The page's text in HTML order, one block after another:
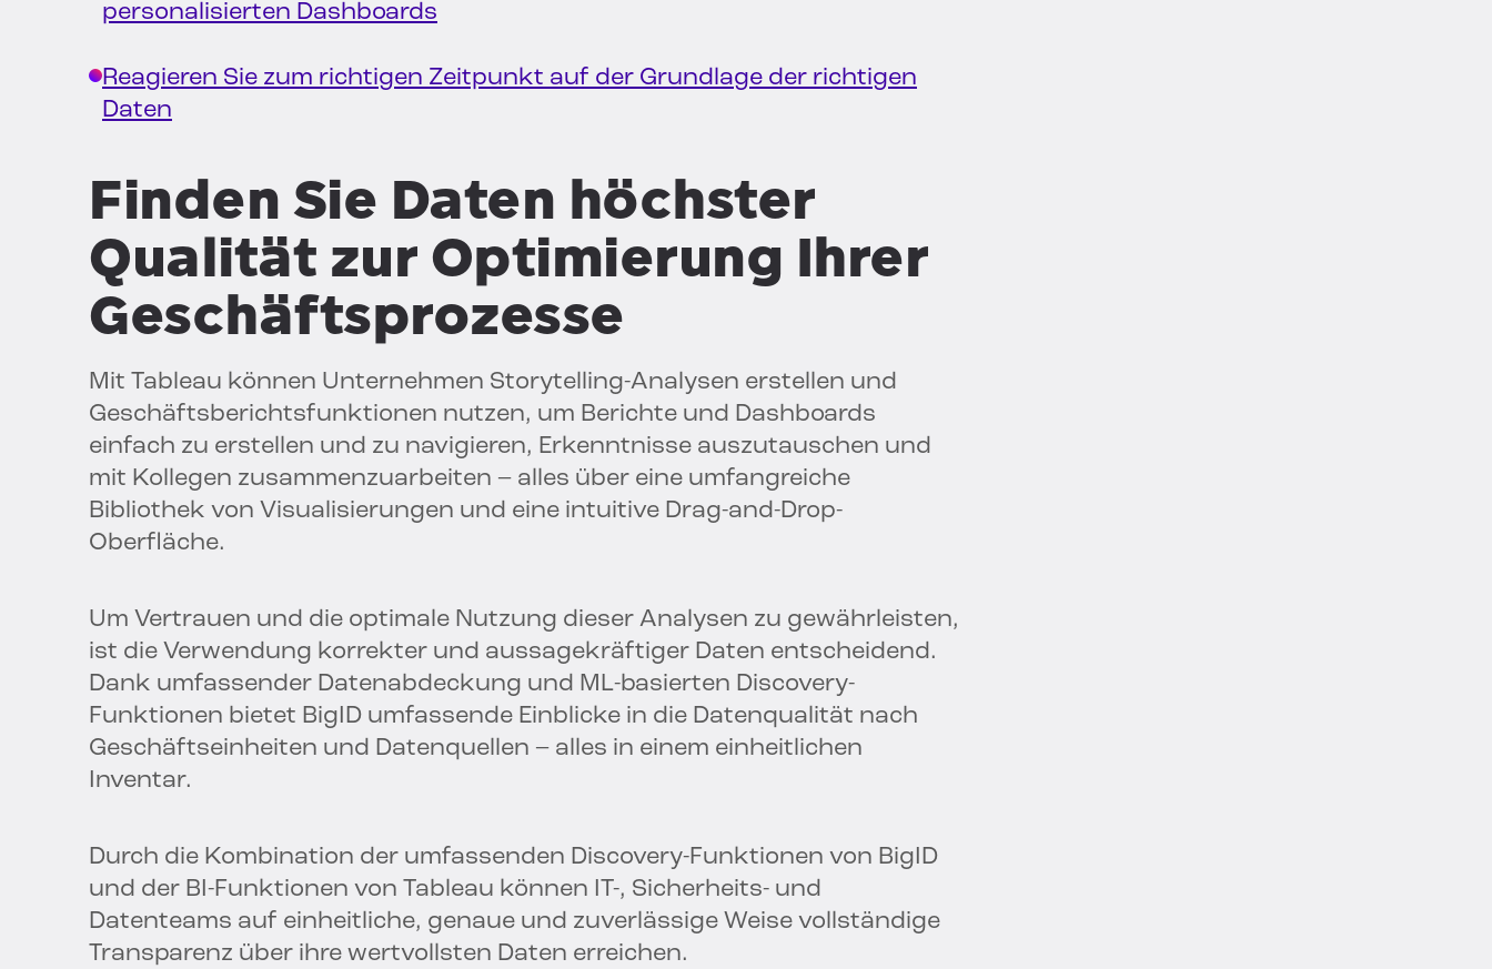
personalisierten Dashboards
Reagieren Sie zum richtigen Zeitpunkt auf der Grundlage der richtigen
Daten
Finden Sie Daten höchster
Qualität zur Optimierung Ihrer
Geschäftsprozesse
Mit Tableau können Unternehmen Storytelling-Analysen erstellen und
Geschäftsberichtsfunktionen nutzen, um Berichte und Dashboards
einfach zu erstellen und zu navigieren, Erkenntnisse auszutauschen und
mit Kollegen zusammenzuarbeiten – alles über eine umfangreiche
Bibliothek von Visualisierungen und eine intuitive Drag-and-Drop-
Oberfläche.
Um Vertrauen und die optimale Nutzung dieser Analysen zu gewährleisten,
ist die Verwendung korrekter und aussagekräftiger Daten entscheidend.
Dank umfassender Datenabdeckung und ML-basierten Discovery-
Funktionen bietet BigID umfassende Einblicke in die Datenqualität nach
Geschäftseinheiten und Datenquellen – alles in einem einheitlichen
Inventar.
Durch die Kombination der umfassenden Discovery-Funktionen von BigID
und der BI-Funktionen von Tableau können IT-, Sicherheits- und
Datenteams auf einheitliche, genaue und zuverlässige Weise vollständige
Transparenz über ihre wertvollsten Daten erreichen.